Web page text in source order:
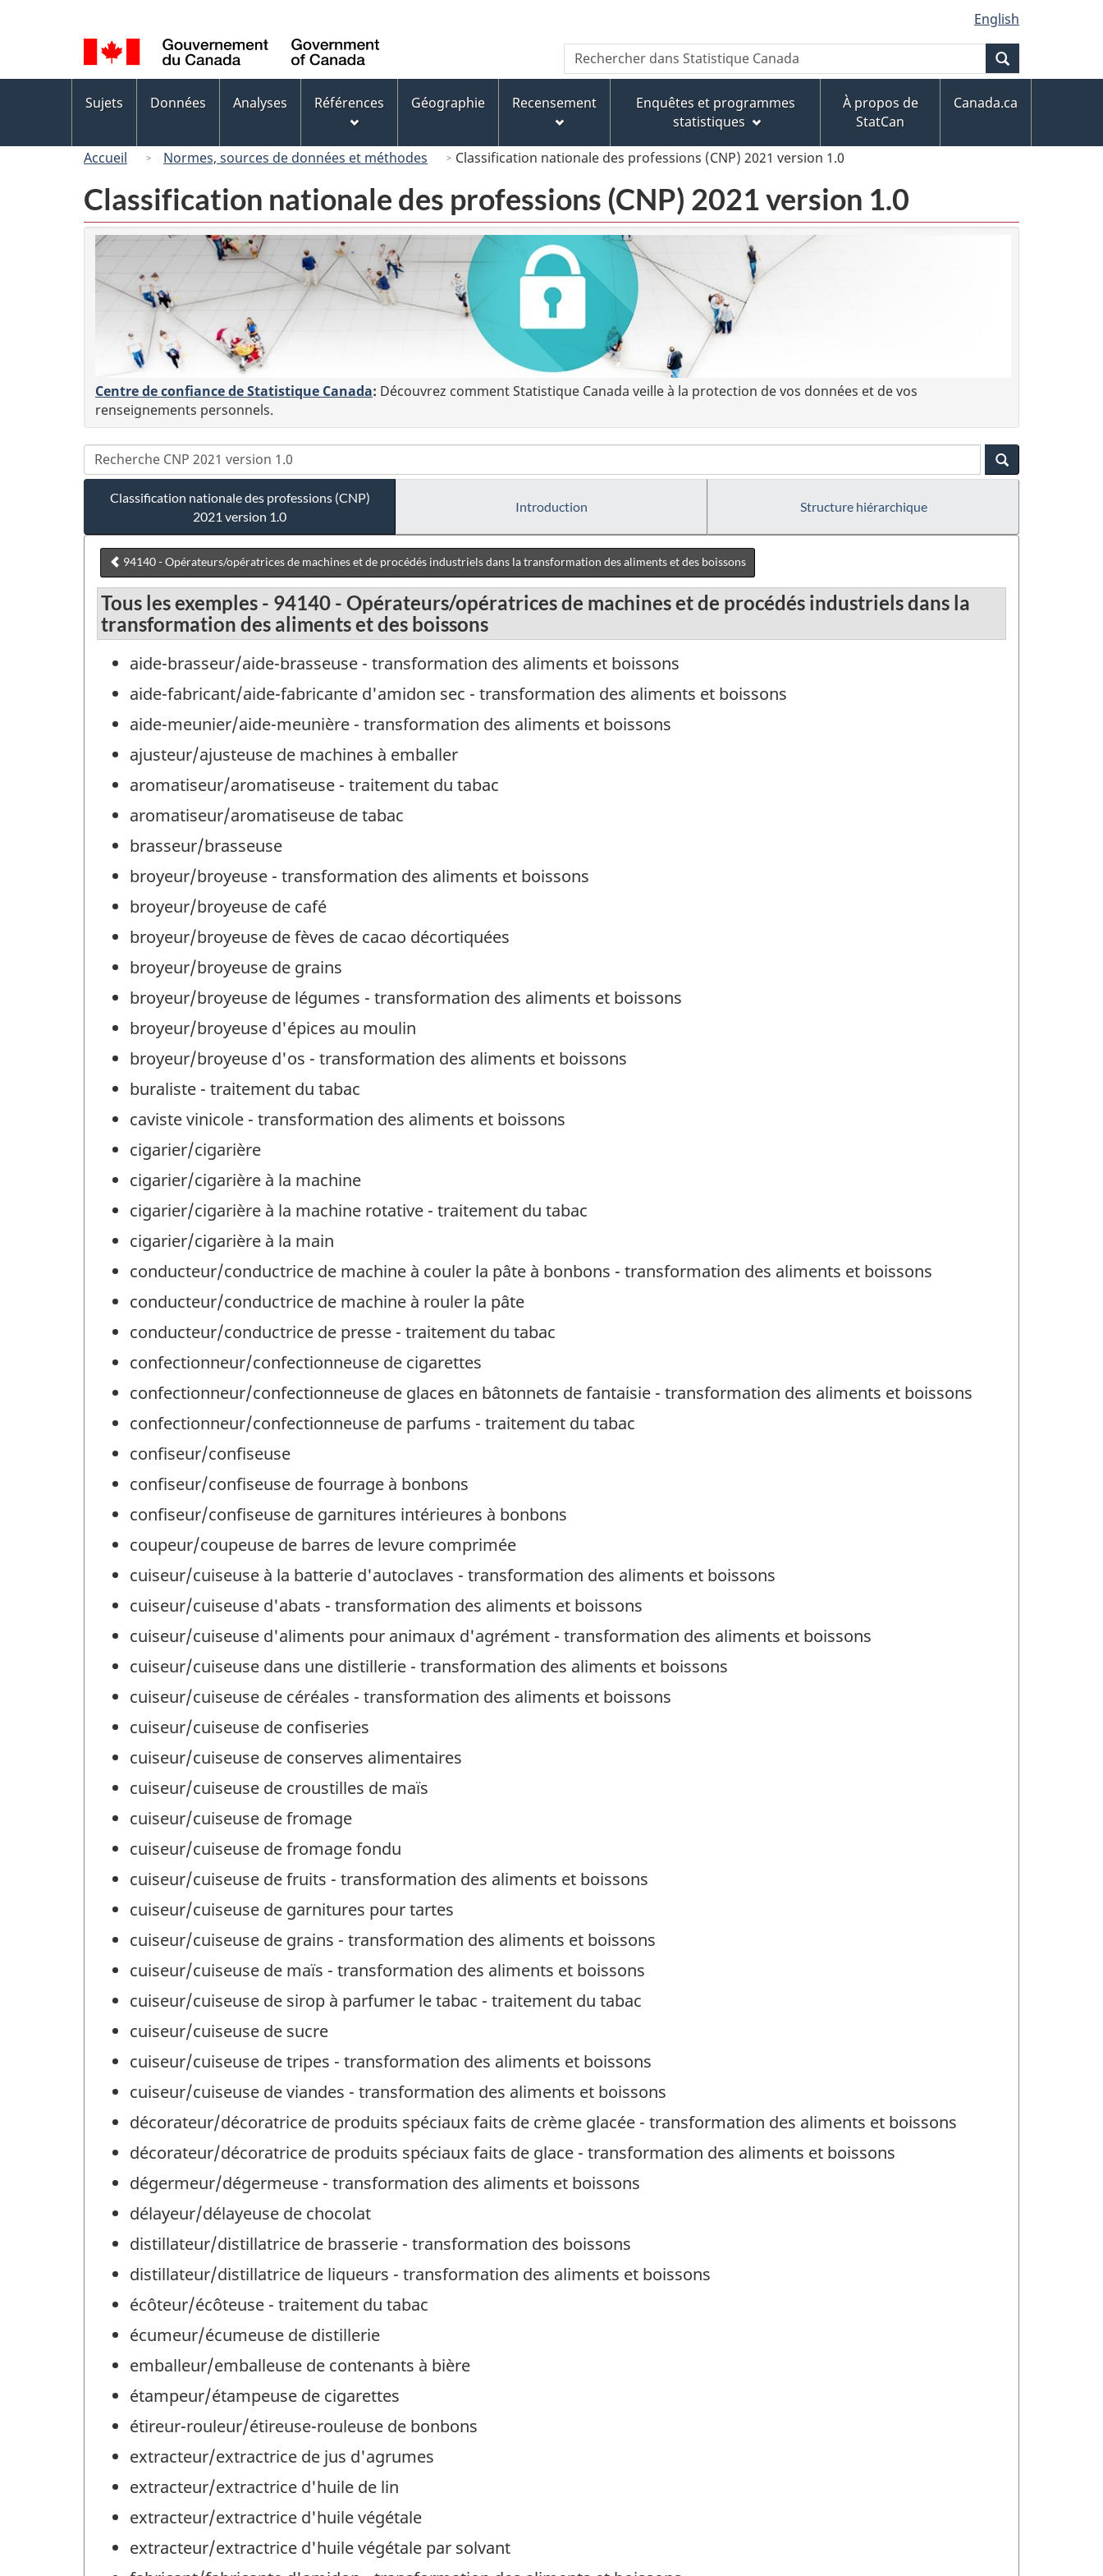
au
contenu
principal
« À
propos
de
ce
version
HTML
simplifiée
de
la
langue
English
Canada
Recherche
Rechercher
dans
Canada
des
Sujets Données Analyses Références Géographie Recensement
Enquêtes et programmes
statistiques
À propos de
StatCan
Canada.ca
Accueil Normes, sources de données et méthodes Classification nationale des professions (CNP) 2021 version 1.0
Classification nationale des professions (CNP) 2021 version 1.0
Centre de confiance de Statistique Canada: Découvrez comment Statistique Canada veille à la protection de vos données et de vos
renseignements personnels.
Classification nationale des professions (CNP)
2021 version 1.0
Introduction Structure hiérarchique
94140 - Opérateurs/opératrices de machines et de procédés industriels dans la transformation des aliments et des boissons
Tous les exemples - 94140 - Opérateurs/opératrices de machines et de procédés industriels dans la
transformation des aliments et des boissons
aide-brasseur/aide-brasseuse - transformation des aliments et boissons
aide-fabricant/aide-fabricante d'amidon sec - transformation des aliments et boissons
aide-meunier/aide-meunière - transformation des aliments et boissons
ajusteur/ajusteuse de machines à emballer
aromatiseur/aromatiseuse - traitement du tabac
aromatiseur/aromatiseuse de tabac
brasseur/brasseuse
broyeur/broyeuse - transformation des aliments et boissons
broyeur/broyeuse de café
broyeur/broyeuse de fèves de cacao décortiquées
broyeur/broyeuse de grains
broyeur/broyeuse de légumes - transformation des aliments et boissons
broyeur/broyeuse d'épices au moulin
broyeur/broyeuse d'os - transformation des aliments et boissons
buraliste - traitement du tabac
caviste vinicole - transformation des aliments et boissons
cigarier/cigarière
cigarier/cigarière à la machine
cigarier/cigarière à la machine rotative - traitement du tabac
cigarier/cigarière à la main
conducteur/conductrice de machine à couler la pâte à bonbons - transformation des aliments et boissons
conducteur/conductrice de machine à rouler la pâte
conducteur/conductrice de presse - traitement du tabac
confectionneur/confectionneuse de cigarettes
confectionneur/confectionneuse de glaces en bâtonnets de fantaisie - transformation des aliments et boissons
confectionneur/confectionneuse de parfums - traitement du tabac
confiseur/confiseuse
confiseur/confiseuse de fourrage à bonbons
confiseur/confiseuse de garnitures intérieures à bonbons
coupeur/coupeuse de barres de levure comprimée
cuiseur/cuiseuse à la batterie d'autoclaves - transformation des aliments et boissons
cuiseur/cuiseuse d'abats - transformation des aliments et boissons
cuiseur/cuiseuse d'aliments pour animaux d'agrément - transformation des aliments et boissons
cuiseur/cuiseuse dans une distillerie - transformation des aliments et boissons
cuiseur/cuiseuse de céréales - transformation des aliments et boissons
cuiseur/cuiseuse de confiseries
cuiseur/cuiseuse de conserves alimentaires
cuiseur/cuiseuse de croustilles de maïs
cuiseur/cuiseuse de fromage
cuiseur/cuiseuse de fromage fondu
cuiseur/cuiseuse de fruits - transformation des aliments et boissons
cuiseur/cuiseuse de garnitures pour tartes
cuiseur/cuiseuse de grains - transformation des aliments et boissons
cuiseur/cuiseuse de maïs - transformation des aliments et boissons
cuiseur/cuiseuse de sirop à parfumer le tabac - traitement du tabac
cuiseur/cuiseuse de sucre
cuiseur/cuiseuse de tripes - transformation des aliments et boissons
cuiseur/cuiseuse de viandes - transformation des aliments et boissons
décorateur/décoratrice de produits spéciaux faits de crème glacée - transformation des aliments et boissons
décorateur/décoratrice de produits spéciaux faits de glace - transformation des aliments et boissons
dégermeur/dégermeuse - transformation des aliments et boissons
délayeur/délayeuse de chocolat
distillateur/distillatrice de brasserie - transformation des boissons
distillateur/distillatrice de liqueurs - transformation des aliments et boissons
écôteur/écôteuse - traitement du tabac
écumeur/écumeuse de distillerie
emballeur/emballeuse de contenants à bière
étampeur/étampeuse de cigarettes
étireur-rouleur/étireuse-rouleuse de bonbons
extracteur/extractrice de jus d'agrumes
extracteur/extractrice d'huile de lin
extracteur/extractrice d'huile végétale
extracteur/extractrice d'huile végétale par solvant